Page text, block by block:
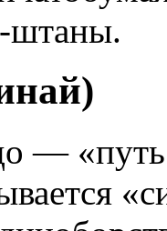
штаны.
— «путь